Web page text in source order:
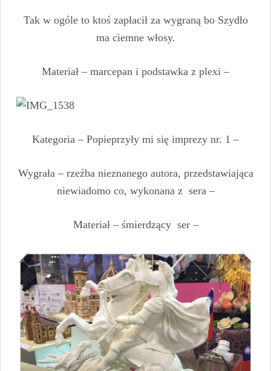
Tak w ogóle to ktoś zapłacił za wygraną bo Szydło
ma ciemne włosy.
Materiał – marcepan i podstawka z plexi –
Kategoria – Popieprzyły mi się imprezy nr. 1 –
Wygrała – rzeźba nieznanego autora, przedstawiająca
niewiadomo co, wykonana z sera –
Materiał – śmierdzący ser –